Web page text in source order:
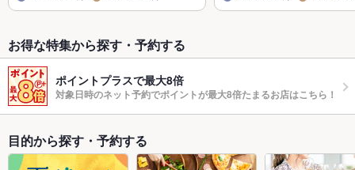
お得な特集から探す・予約する
ポイントプラスで最大8倍
対象日時のネット予約でポイントが最大8倍たまるお店はこちら！
目的から探す・予約する